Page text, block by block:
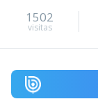
1502
visitas